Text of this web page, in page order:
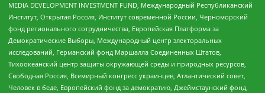
MEDIA DEVELOPMENT INVESTMENT FUND, Международный Республиканский
Институт, Открытая Россия, Институт современной России, Черноморский
фонд регионального сотрудничества, Европейская Платформа за
Демократические Выборы, Международный центр электоральных
исследований, Германский фонд Маршалла Соединенных Штатов,
Тихоокеанский центр защиты окружающей среды и природных ресурсов,
Свободная Россия, Всемирный конгресс украинцев, Атлантический совет,
Человек в беде, Европейский фонд за демократию, Джеймстаунский фонд,